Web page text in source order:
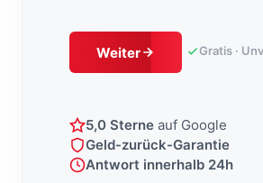
Weiter Gratis ·
5,0 Sterne auf Google
Geld-zurück-Garantie
Antwort innerhalb 24h